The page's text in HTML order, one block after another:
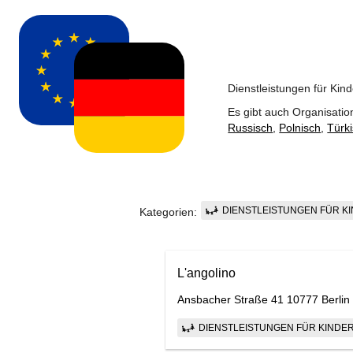
Dienstleistungen für
Es gibt auch
Russisch
Polnisch ,
Kategorien: DIENSTLEISTUNGEN FÜR
L'angolino
Ansbacher Straße 41 10777 Berlin
DIENSTLEISTUNGEN FÜR KINDER